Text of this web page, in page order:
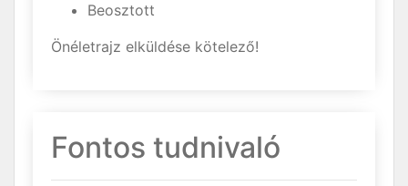
Beosztott
Önéletrajz elküldése kötelező!
Fontos tudnivaló